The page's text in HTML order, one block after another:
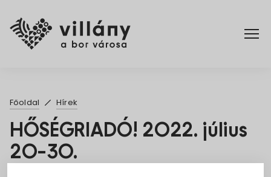
Elérhetőségek
Főoldal Hírek
HŐSÉGRIADÓ! 2022. július
20-30.